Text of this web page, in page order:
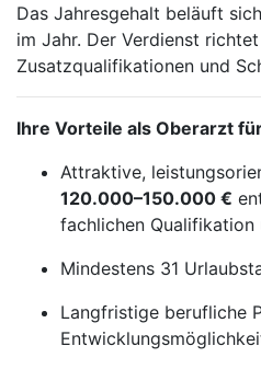
Das Jahresgehalt beläuft
im Jahr. Der Verdienst
Zusatzqualifikationen und
Ihre Vorteile als Oberarzt
Attraktive,
120.000–150.000 €
fachlichen Qualifikation
Mindestens 31
Langfristige berufliche